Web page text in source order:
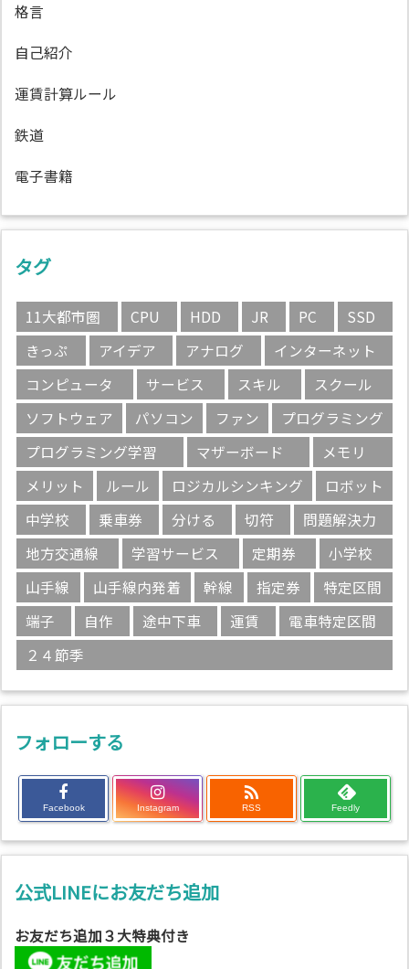
格言
自己紹介
運賃計算ルール
鉄道
電子書籍
タグ
11大都市圏 CPU HDD JR PC
SSD
きっぷ
アイデア アナログ
インターネット
コンピュータ
サービス スキル
スクール
ソフトウェア
パソコン ファン
プログラミング
プログラミング学習
マザーボード
メモリ
メリット
ルール ロジカルシンキング
ロボット
中学校
乗車券 分ける 切符
問題解決力
地方交通線
学習サービス 定期券
小学校
山手線
山手線内発着 幹線 指定券
特定区間
端子
自作 途中下車 運賃
電車特定区間
２４節季
フォローする
Facebook Instagram

RSS Feedly
公式LINEにお友だち追加
お友だち追加３大特典付き